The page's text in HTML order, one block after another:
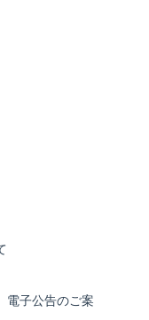
子公告のご案